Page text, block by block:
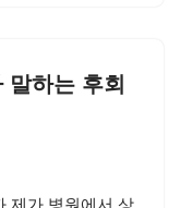
말하는 후회
제가 병원에서 상